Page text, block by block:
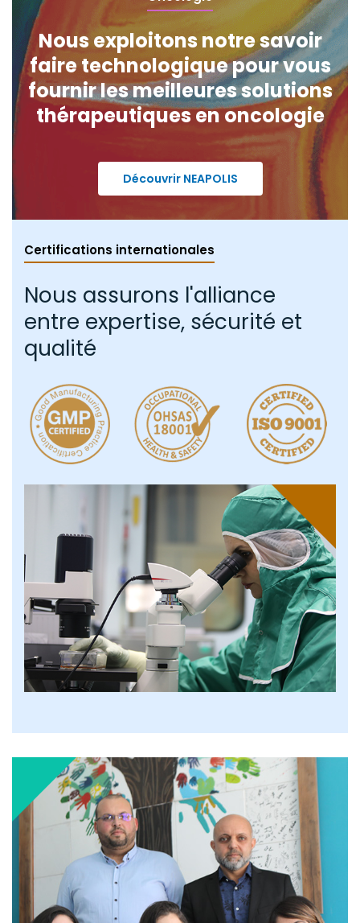
Nous exploitons notre savoir
faire technologique pour vous
fournir les meilleures solutions
thérapeutiques en oncologie
Découvrir NEAPOLIS
Certifications internationales
Nous assurons l'alliance
entre expertise, sécurité et
qualité